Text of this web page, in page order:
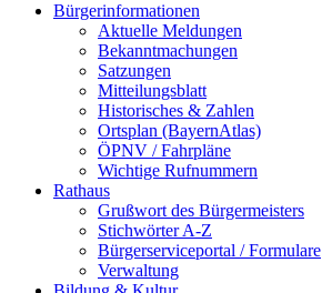
Bürgerinformationen
Aktuelle Meldungen
Bekanntmachungen
Satzungen
Mitteilungsblatt
Historisches & Zahlen
Ortsplan (BayernAtlas)
ÖPNV / Fahrpläne
Wichtige Rufnummern
Rathaus
Grußwort des Bürgermeisters
Stichwörter A-Z
Bürgerserviceportal / Formulare
Verwaltung